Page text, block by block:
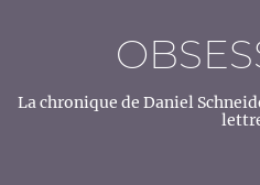
La chronique de Daniel